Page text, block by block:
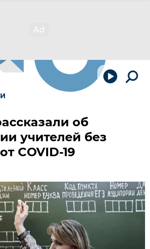
об
учителей без
COVID-19